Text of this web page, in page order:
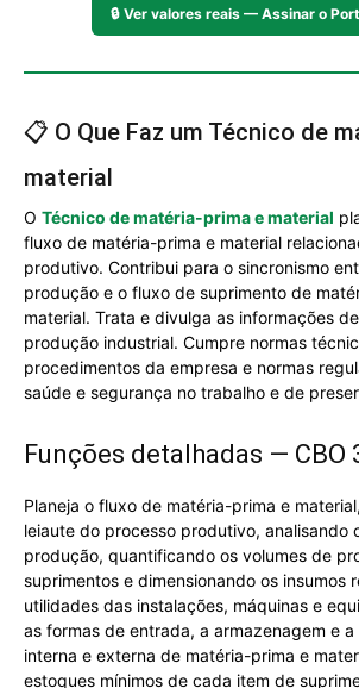
🔒 Ver valores reais — Assinar o
📋 O Que Faz um Técnico de
material
O Técnico de matéria-prima e material
fluxo de matéria-prima e material
produtivo. Contribui para o sincronismo
produção e o fluxo de suprimento de
material. Trata e divulga as informações
produção industrial. Cumpre normas
procedimentos da empresa e normas
saúde e segurança no trabalho e de
Funções detalhadas — CBO
Planeja o fluxo de matéria-prima e
leiaute do processo produtivo, analisando
produção, quantificando os volumes de
suprimentos e dimensionando os insumos
utilidades das instalações, máquinas e
as formas de entrada, a armazenagem e
interna e externa de matéria-prima e
estoques mínimos de cada item de